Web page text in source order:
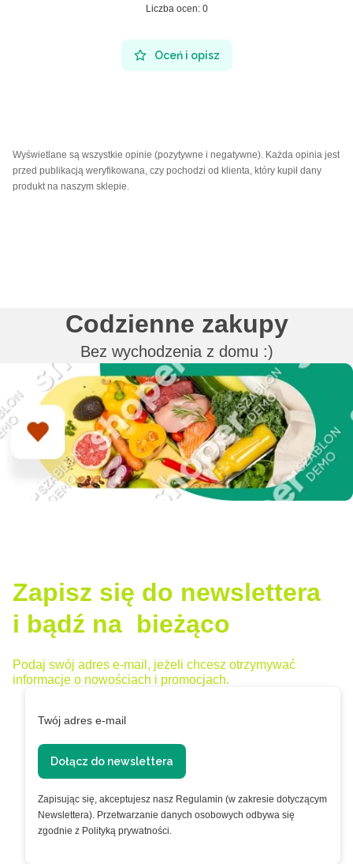
Liczba ocen: 0
Oceń i opisz
Wyświetlane są wszystkie opinie (pozytywne i negatywne). Każda opinia jest
przed publikacją weryfikowana, czy pochodzi od klienta, który kupił dany
produkt na naszym sklepie.
Codzienne zakupy
Bez wychodzenia z domu :)
Zapisz się do newslettera
i bądź na bieżąco
Podaj swój adres e-mail, jeżeli chcesz otrzymywać
informacje o nowościach i promocjach.
Twój adres e-mail
Dołącz do newslettera
Zapisując się, akceptujesz nasz Regulamin (w zakresie dotyczącym
Newslettera). Przetwarzanie danych osobowych odbywa się
zgodnie z Polityką prywatności.